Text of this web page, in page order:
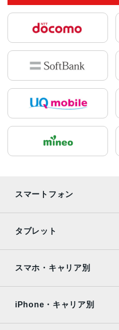
スマートフォン
AQUOS
OPPO
タブレット
Surface
Xiaomi Tablet
スマホ・キャリア別
iPhone・キャリア別